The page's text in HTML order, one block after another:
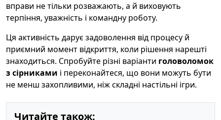
вправи не тільки розважають, а й виховують
терпіння, уважність і командну роботу.
Ця активність дарує задоволення від процесу й
приємний момент відкриття, коли рішення нарешті
знаходиться. Спробуйте різні варіанти головоломок
з сірниками і переконайтеся, що вони можуть бути
не менш захопливими, ніж складні настільні ігри.
Читайте також: